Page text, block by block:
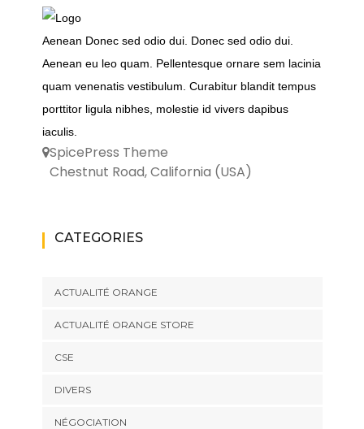
Aenean Donec sed odio dui. Donec sed odio dui.
Aenean eu leo quam. Pellentesque ornare sem lacinia
quam venenatis vestibulum. Curabitur blandit tempus
porttitor ligula nibhes, molestie id vivers dapibus
iaculis.
SpicePress Theme
Chestnut Road, California (USA)
CATEGORIES
ACTUALITÉ ORANGE
ACTUALITÉ ORANGE STORE
CSE
DIVERS
NÉGOCIATION